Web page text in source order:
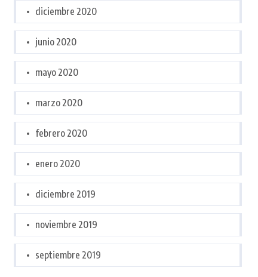
diciembre 2020
junio 2020
mayo 2020
marzo 2020
febrero 2020
enero 2020
diciembre 2019
noviembre 2019
septiembre 2019